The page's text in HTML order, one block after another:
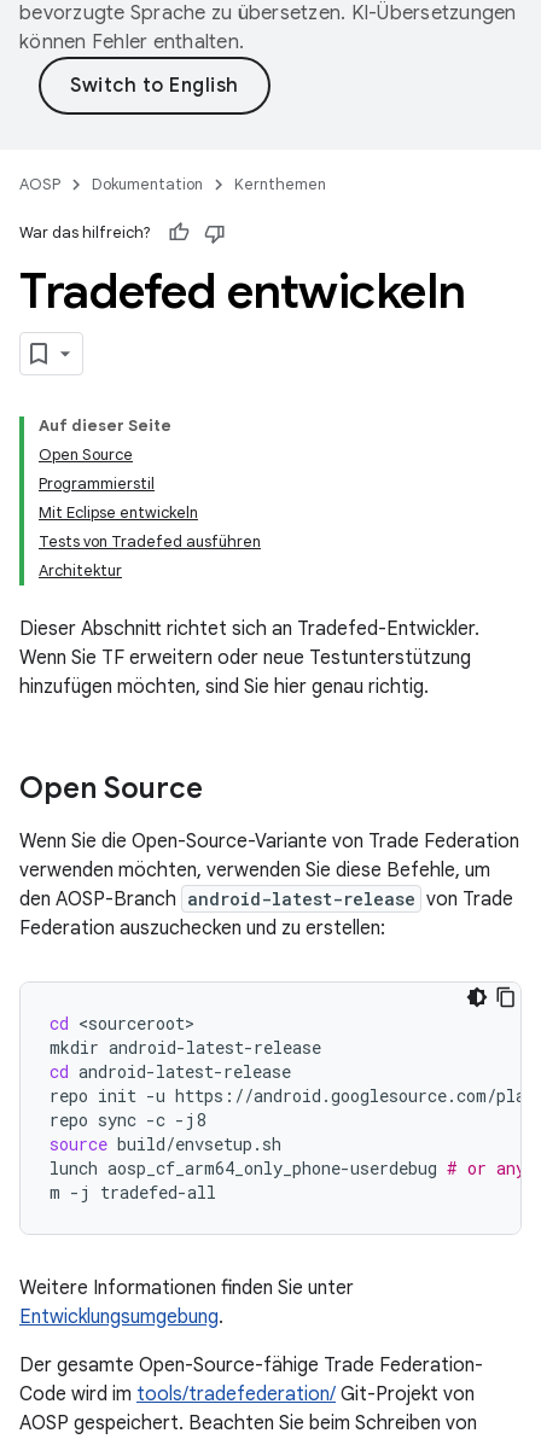
bevorzugte Sprache zu übersetzen. KI-Übersetzungen
können Fehler enthalten.
AOSP Dokumentation Kernthemen
War das hilfreich?
Tradefed entwickeln
Auf dieser Seite
Open Source
Programmierstil
Mit Eclipse entwickeln
Tests von Tradefed ausführen
Architektur
Dieser Abschnitt richtet sich an Tradefed-Entwickler.
Wenn Sie TF erweitern oder neue Testunterstützung
hinzufügen möchten, sind Sie hier genau richtig.
Open Source
Wenn Sie die Open-Source-Variante von Trade Federation
verwenden möchten, verwenden Sie diese Befehle, um
den AOSP-Branch android-latest-release von Trade
Federation auszuchecken und zu erstellen:
cd <sourceroot>
mkdir
cd android-latest-release
repo init -u https://android.googlesource.com/
repo sync -c
source build/envsetup.sh
lunch aosp_cf_arm64_only_phone-userdebug # or any
m -j
Weitere Informationen finden Sie unter
Entwicklungsumgebung.
Der gesamte Open-Source-fähige Trade Federation-
Code wird im tools/tradefederation/ Git-Projekt von
AOSP gespeichert. Beachten Sie beim Schreiben von